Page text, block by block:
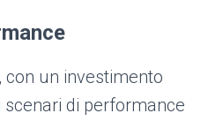
con un investimento
scenari di performance